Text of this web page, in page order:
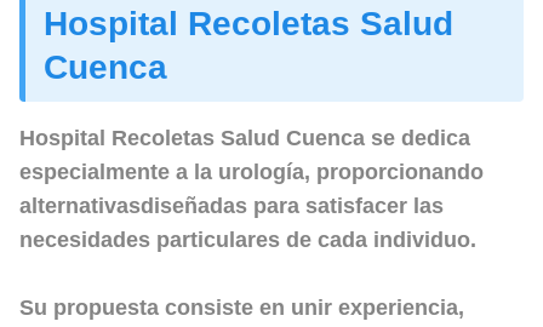
Hospital Recoletas Salud
Cuenca
Hospital Recoletas Salud Cuenca se dedica
especialmente a la urología, proporcionando
alternativasdiseñadas para satisfacer las
necesidades particulares de cada individuo.
Su propuesta consiste en unir experiencia,